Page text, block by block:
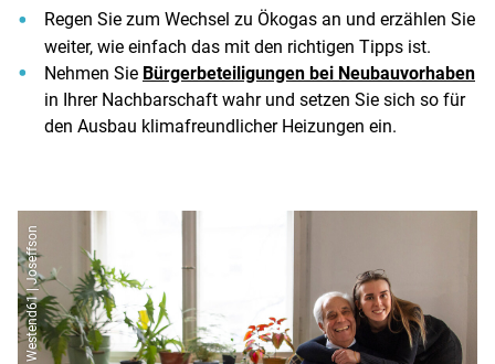
Regen Sie zum Wechsel zu Ökogas an und erzählen Sie
weiter, wie einfach das mit den richtigen Tipps ist.
Nehmen Sie Bürgerbeteiligungen bei Neubauvorhaben
in Ihrer Nachbarschaft wahr und setzen Sie sich so für
den Ausbau klimafreundlicher Heizungen ein.
Westend61 | Joseffson